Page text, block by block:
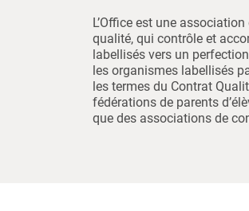
L’Office est une
qualité, qui contrôle et
labellisés vers un
les organismes labellisés
les termes du Contrat
fédérations de parents
que des associations de